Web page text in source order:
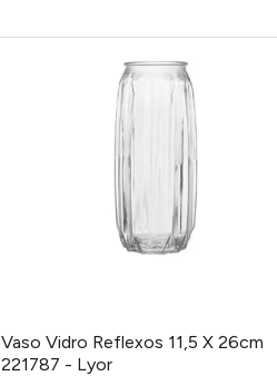
Vaso Vidro Reflexos 11,5 X 26cm
221787 - Lyor